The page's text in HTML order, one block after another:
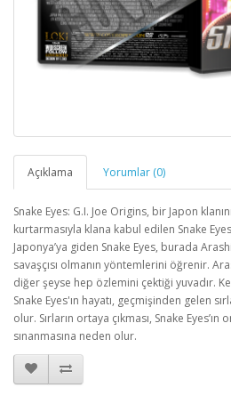
Açıklama Yorumlar (0)
Snake Eyes: G.I. Joe Origins, bir Japon
kurtarmasıyla klana kabul edilen Snake
Japonya’ya giden Snake Eyes, burada
savaşçısı olmanın yöntemlerini öğrenir.
diğer şeyse hep özlemini çektiği yuvadır.
Snake Eyes'ın hayatı, geçmişinden gelen
olur. Sırların ortaya çıkması, Snake
sınanmasına neden olur.